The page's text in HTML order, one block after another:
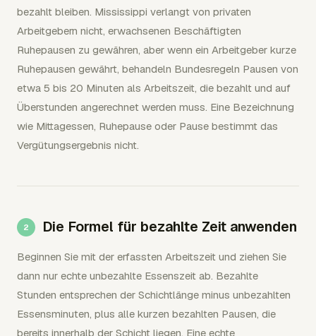
bezahlt bleiben. Mississippi verlangt von privaten
Arbeitgebern nicht, erwachsenen Beschäftigten
Ruhepausen zu gewähren, aber wenn ein Arbeitgeber kurze
Ruhepausen gewährt, behandeln Bundesregeln Pausen von
etwa 5 bis 20 Minuten als Arbeitszeit, die bezahlt und auf
Überstunden angerechnet werden muss. Eine Bezeichnung
wie Mittagessen, Ruhepause oder Pause bestimmt das
Vergütungsergebnis nicht.
Die Formel für bezahlte Zeit anwenden
Beginnen Sie mit der erfassten Arbeitszeit und ziehen Sie
dann nur echte unbezahlte Essenszeit ab. Bezahlte
Stunden entsprechen der Schichtlänge minus unbezahlten
Essensminuten, plus alle kurzen bezahlten Pausen, die
bereits innerhalb der Schicht liegen. Eine echte